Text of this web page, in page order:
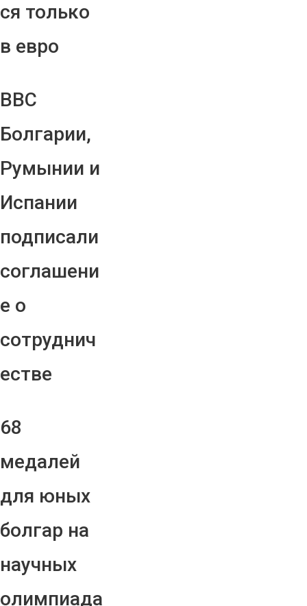
ся только
в евро
ВВС
Болгарии,
Румынии и
Испании
подписали
соглашени
е о
сотруднич
естве
68
медалей
для юных
болгар на
научных
олимпиада